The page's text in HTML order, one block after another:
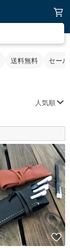
送料無料 セー
人気順